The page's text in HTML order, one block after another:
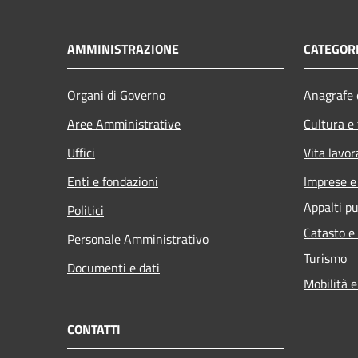
AMMINISTRAZIONE
Organi di Governo
Aree Amministrative
Uffici
Enti e fondazioni
Politici
Personale Amministrativo
Documenti e dati
Cultura
Vita
Imprese
Appalti
Catasto
Turismo
Mobilità
CONTATTI